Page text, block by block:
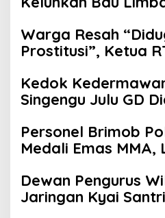
Warga Resah
Prostitusi”, Ketua
Aktivitas Z
Tanjung Datuk
Kedok
Singengu Julu GD
Personel Brimob
Medali Emas MMA,
Dewan Pengurus
Jaringan Kyai